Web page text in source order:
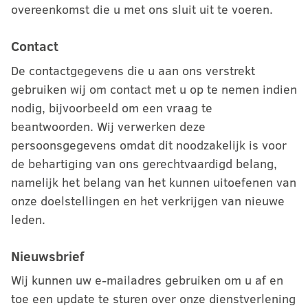
overeenkomst die u met ons sluit uit te voeren.
Contact
De contactgegevens die u aan ons verstrekt
gebruiken wij om contact met u op te nemen indien
nodig, bijvoorbeeld om een vraag te
beantwoorden. Wij verwerken deze
persoonsgegevens omdat dit noodzakelijk is voor
de behartiging van ons gerechtvaardigd belang,
namelijk het belang van het kunnen uitoefenen van
onze doelstellingen en het verkrijgen van nieuwe
leden.
Nieuwsbrief
Wij kunnen uw e-mailadres gebruiken om u af en
toe een update te sturen over onze dienstverlening